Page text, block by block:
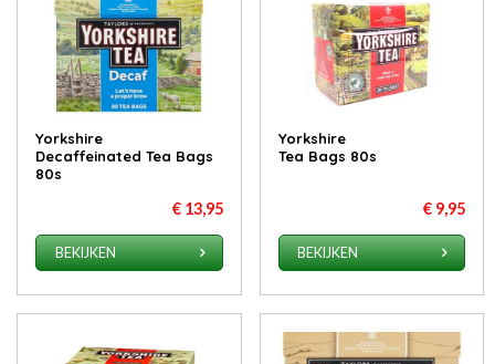
Yorkshire
Decaffeinated Tea Bags
80s
€ 13,95
BEKIJKEN
Yorkshire
Tea Bags 80s
€ 9,95
BEKIJKEN